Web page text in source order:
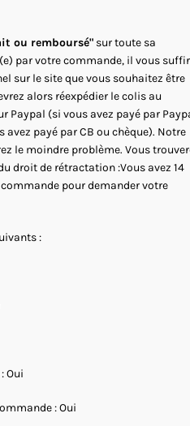
ou remboursé" sur toute sa
par votre commande, il vous
sur le site que vous souhaitez être
alors réexpédier le colis au
Paypal (si vous avez payé par
payé par CB ou chèque). Notre
le moindre problème. Vous
droit de rétractation :Vous avez 14
pour demander votre
:
Oui
: Oui